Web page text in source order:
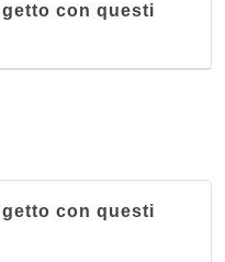
con questi
con questi